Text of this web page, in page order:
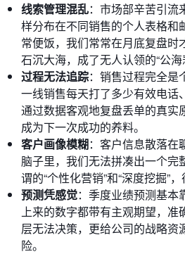
线索管理混乱：市场部辛苦引流
样分布在不同销售的个人表格和
常便饭，我们常常在月底复盘时
石沉大海，成了无人认领的“公海
过程无法追踪：销售过程完全是
一线销售每天打了多少有效电话
通过数据客观地复盘丢单的真实
成为下一次成功的养料。
客户画像模糊：客户信息散落在
脑子里，我们无法拼凑出一个完
谓的“个性化营销”和“深度挖掘”
预测凭感觉：季度业绩预测基本
上来的数字都带有主观期望，准
层无法决策，更给公司的战略资
险。